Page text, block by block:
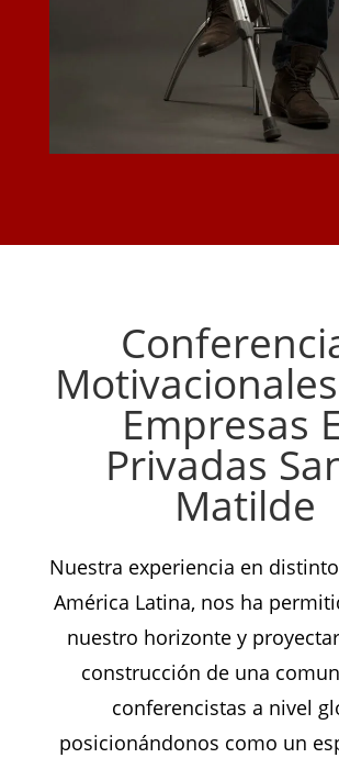
Empresas
Privadas
Matilde
Nuestra experiencia en
América Latina, nos ha
nuestro horizonte y
construcción de una
conferencistas a nivel
posicionándonos como un